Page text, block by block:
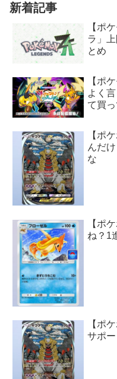
新着記事
【ポ
ラ」
とめ
【ポ
よく
て買
【ポ
んだ
な
【ポ
ね？1
【ポ
サポ